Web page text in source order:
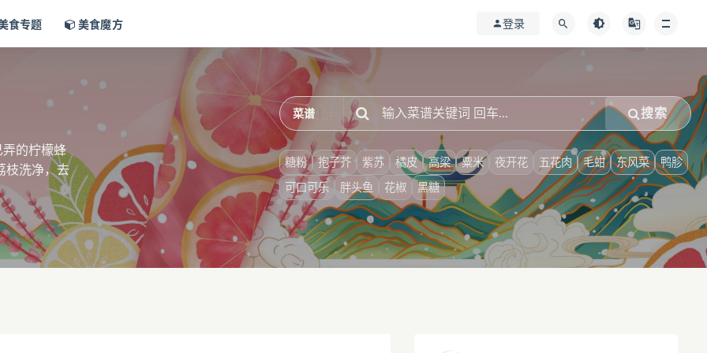
食专题 美食魔方 登录
的柠檬蜂
枝洗净，去
搜索
糖粉 抱子芥 紫苏 橘皮 高梁 粟米 夜开花 五花肉 毛蚶 东风菜
鸭胗
可口可乐
胖头鱼 花椒 黑糖